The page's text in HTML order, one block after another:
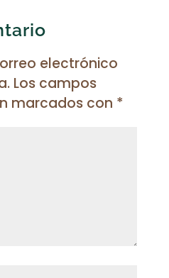
electrónico
Los campos
marcados con *